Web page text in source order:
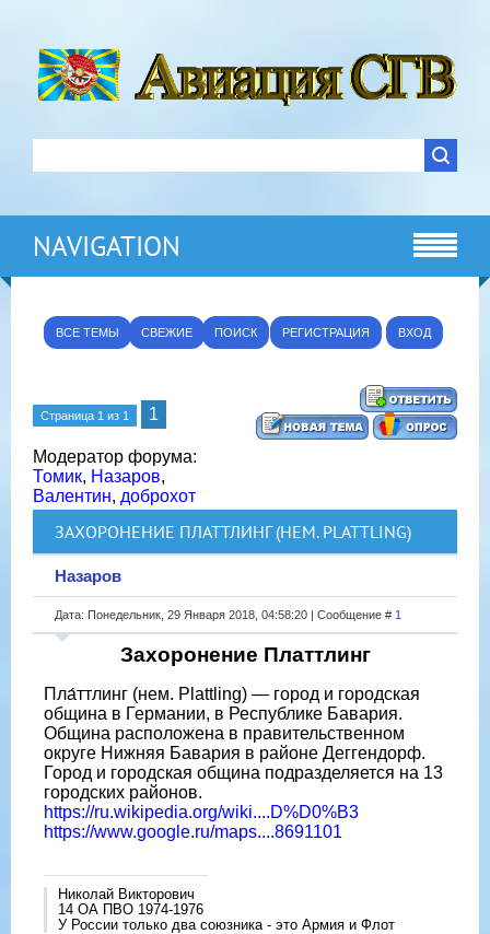
NAVIGATION
ВСЕ ТЕМЫ СВЕЖИЕ ПОИСК РЕГИСТРАЦИЯ ВХОД
Страница 1 из 1 1
Модератор форума:
Томик, Назаров,
Валентин, доброхот
ЗАХОРОНЕНИЕ ПЛАТТЛИНГ (НЕМ. PLATTLING)
Назаров
Дата: Понедельник, 29 Января 2018, 04:58:20 | Сообщение # 1
Захоронение Платтлинг
Пла́ттлинг (нем. Plattling) — город и городская
община в Германии, в Республике Бавария.
Община расположена в правительственном
округе Нижняя Бавария в районе Деггендорф.
Город и городская община подразделяется на 13
городских районов.
https://ru.wikipedia.org/wiki....D%D0%B3
https://www.google.ru/maps....8691101
Николай Викторович
14 ОА ПВО 1974-1976
У России только два союзника - это Армия и Флот